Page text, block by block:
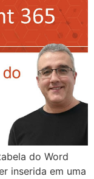
do Word
inserida em uma